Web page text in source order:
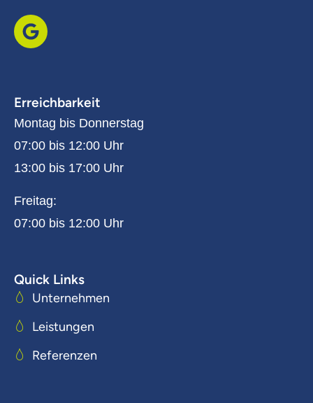
Erreichbarkeit
Montag bis Donnerstag
07:00 bis 12:00 Uhr
13:00 bis 17:00 Uhr
Freitag:
07:00 bis 12:00 Uhr
Quick Links
Unternehmen
Leistungen
Referenzen